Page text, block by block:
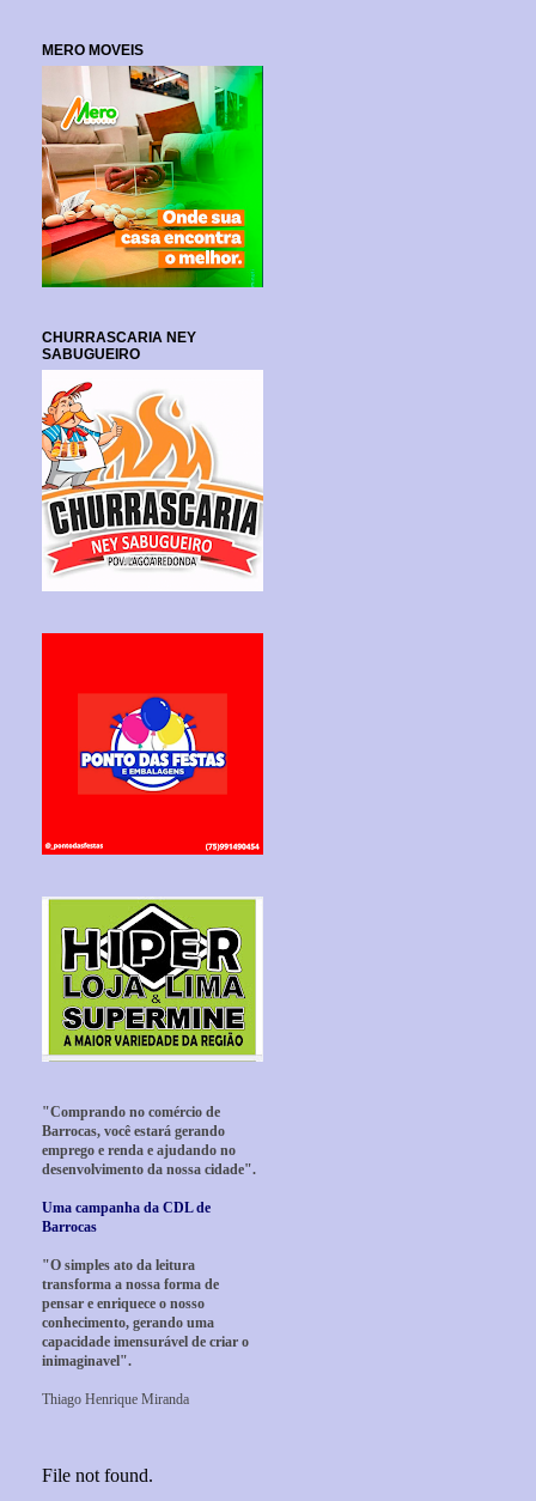
MERO MOVEIS
CHURRASCARIA NEY
SABUGUEIRO
"Comprando no comércio de
Barrocas, você estará gerando
emprego e renda e ajudando no
desenvolvimento da nossa cidade".
Uma campanha da CDL de
Barrocas
"O simples ato da leitura
transforma a nossa forma de
pensar e enriquece o nosso
conhecimento, gerando uma
capacidade imensurável de criar o
inimaginavel".
Thiago Henrique Miranda